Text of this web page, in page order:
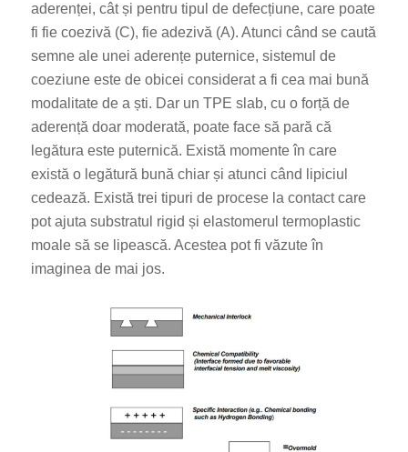
aderenței, cât și pentru tipul de defecțiune, care poate
fi fie coezivă (C), fie adezivă (A). Atunci când se caută
semne ale unei aderențe puternice, sistemul de
coeziune este de obicei considerat a fi cea mai bună
modalitate de a ști. Dar un TPE slab, cu o forță de
aderență doar moderată, poate face să pară că
legătura este puternică. Există momente în care
există o legătură bună chiar și atunci când lipiciul
cedează. Există trei tipuri de procese la contact care
pot ajuta substratul rigid și elastomerul termoplastic
moale să se lipească. Acestea pot fi văzute în
imaginea de mai jos.